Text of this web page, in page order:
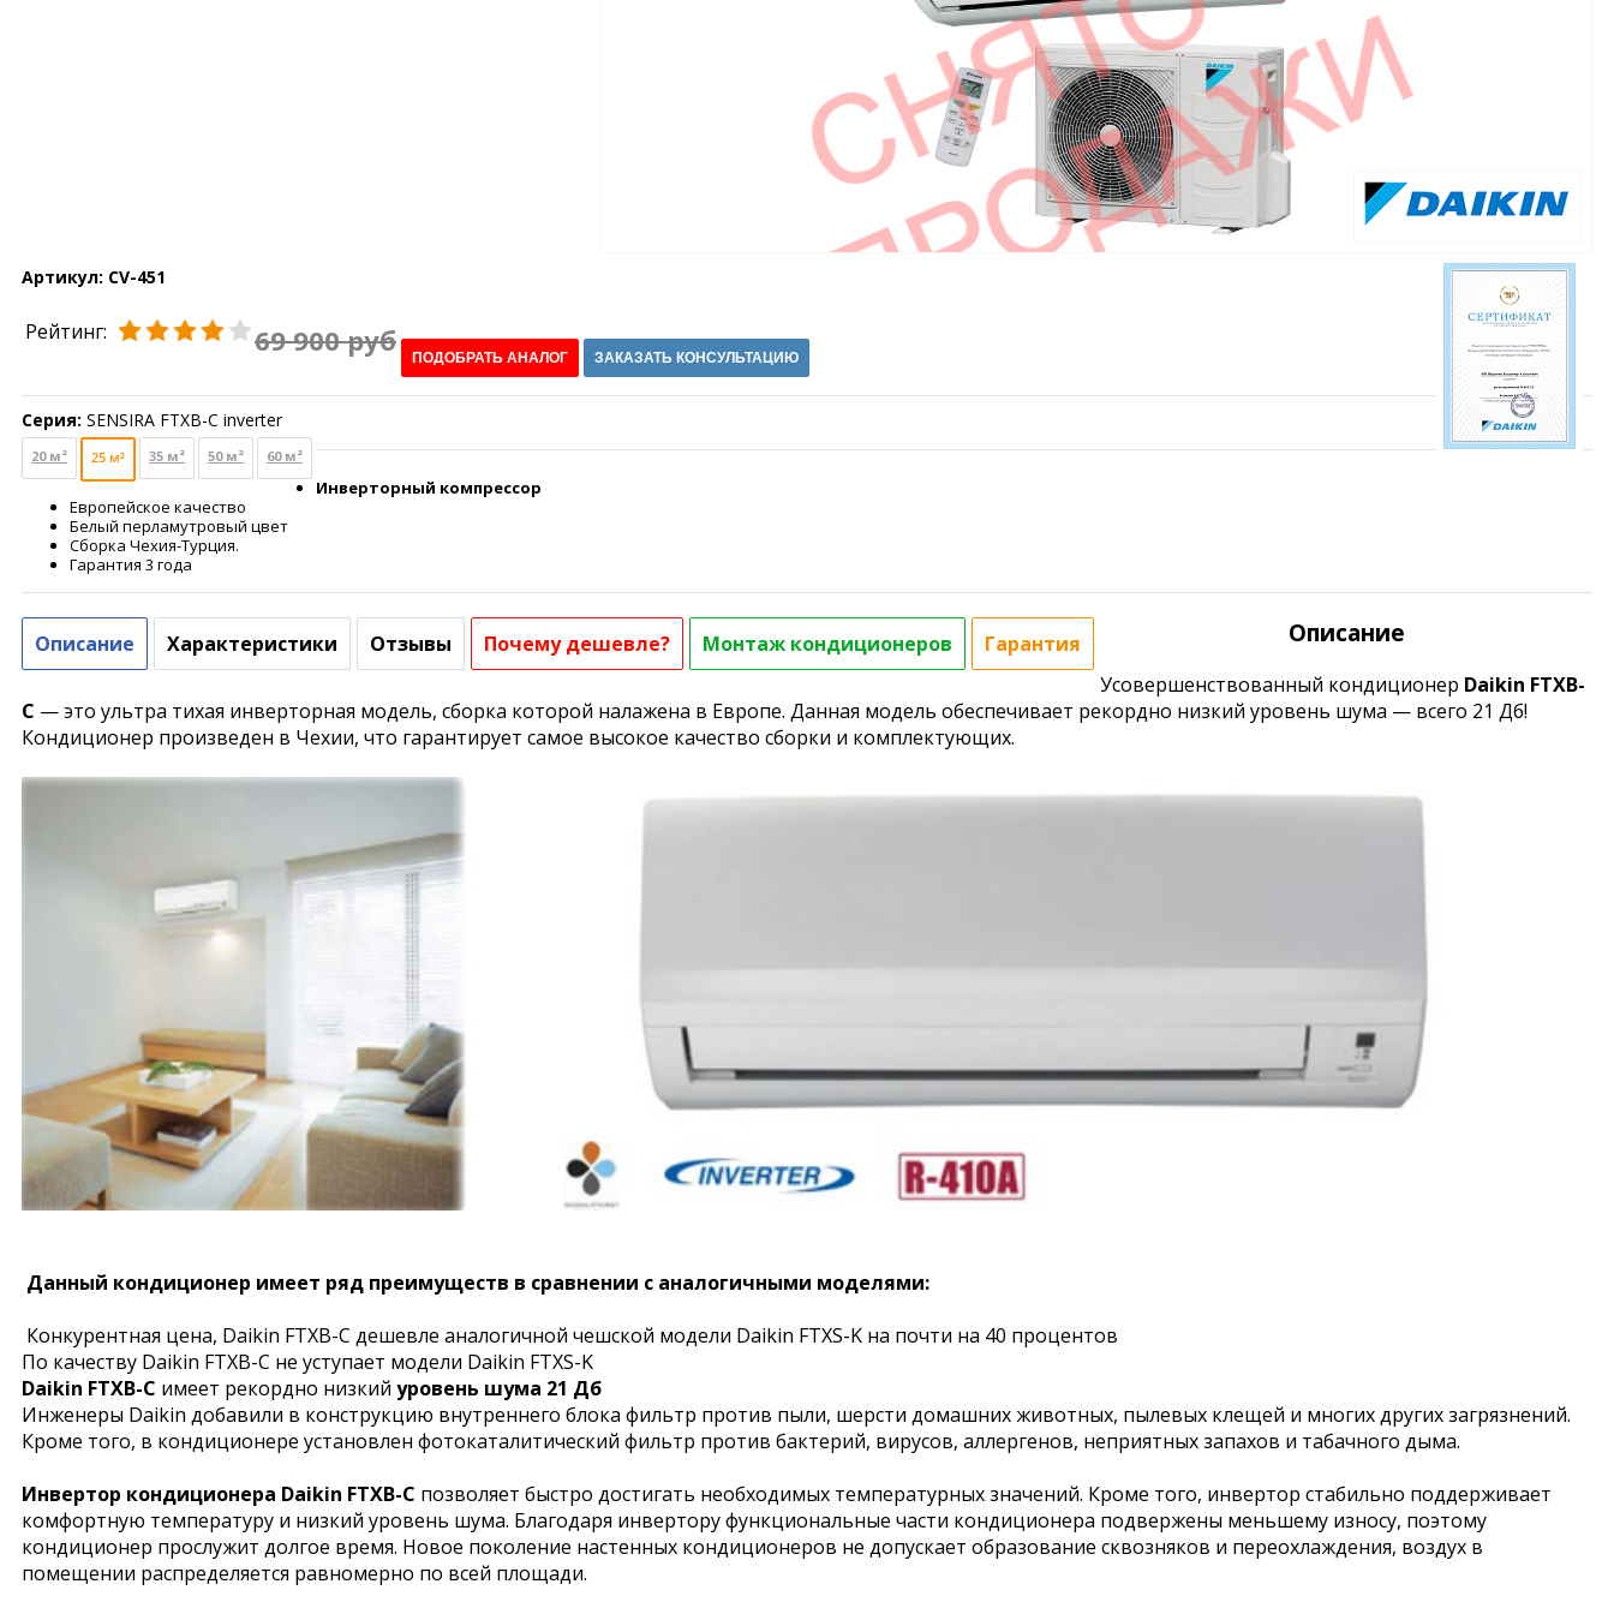
Артикул: CV-451
Рейтинг: 69 900 руб ПОДОБРАТЬ АНАЛОГ ЗАКАЗАТЬ КОНСУЛЬТАЦИЮ
Серия: SENSIRA FTXB-C inverter
20 м² 25 м² 35 м² 50 м² 60 м²
Инверторный компрессор
Европейское качество
Белый перламутровый цвет
Сборка Чехия-Турция.
Гарантия 3 года
Описание Характеристики Отзывы Почему дешевле? Монтаж кондиционеров Гарантия Описание
Усовершенствованный кондиционер Daikin FTXB-
C — это ультра тихая инверторная модель, сборка которой налажена в Европе. Данная модель обеспечивает рекордно низкий уровень шума — всего 21 Дб!
Кондиционер произведен в Чехии, что гарантирует самое высокое качество сборки и комплектующих.
Данный кондиционер имеет ряд преимуществ в сравнении с аналогичными моделями:
Конкурентная цена, Daikin FTXB-C дешевле аналогичной чешской модели Daikin FTXS-K на почти на 40 процентов
По качеству Daikin FTXB-C не уступает модели Daikin FTXS-K
Daikin FTXB-C имеет рекордно низкий уровень шума 21 Дб
Инженеры Daikin добавили в конструкцию внутреннего блока фильтр против пыли, шерсти домашних животных, пылевых клещей и многих других загрязнений.
Кроме того, в кондиционере установлен фотокаталитический фильтр против бактерий, вирусов, аллергенов, неприятных запахов и табачного дыма.
Инвертор кондиционера Daikin FTXB-C позволяет быстро достигать необходимых температурных значений. Кроме того, инвертор стабильно поддерживает
комфортную температуру и низкий уровень шума. Благодаря инвертору функциональные части кондиционера подвержены меньшему износу, поэтому
кондиционер прослужит долгое время. Новое поколение настенных кондиционеров не допускает образование сквозняков и переохлаждения, воздух в
помещении распределяется равномерно по всей площади.